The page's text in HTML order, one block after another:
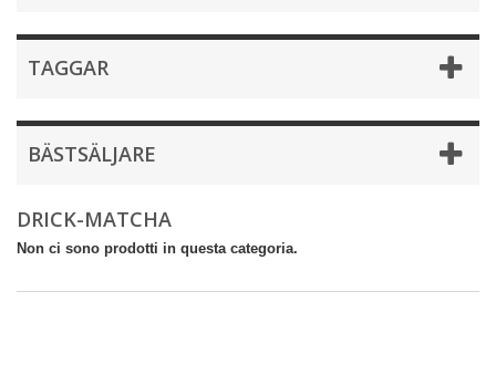
TAGGAR
BÄSTSÄLJARE
DRICK-MATCHA
Non ci sono prodotti in questa categoria.